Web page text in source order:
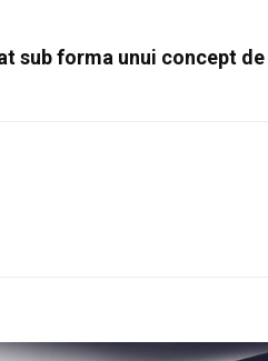
sub forma unui concept